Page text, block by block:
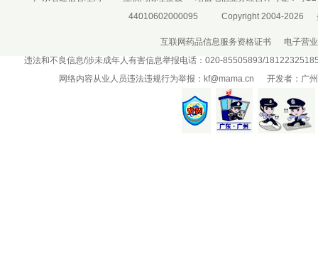
44010602000095
Copyright 2004-2026
互联网药品信息服务资格证书
电子营
违法和不良信息/涉未成年人有害信息举报电话：020-85505893/
网络内容从业人员违法违规行为举报： kf@mama.cn 开发者：广